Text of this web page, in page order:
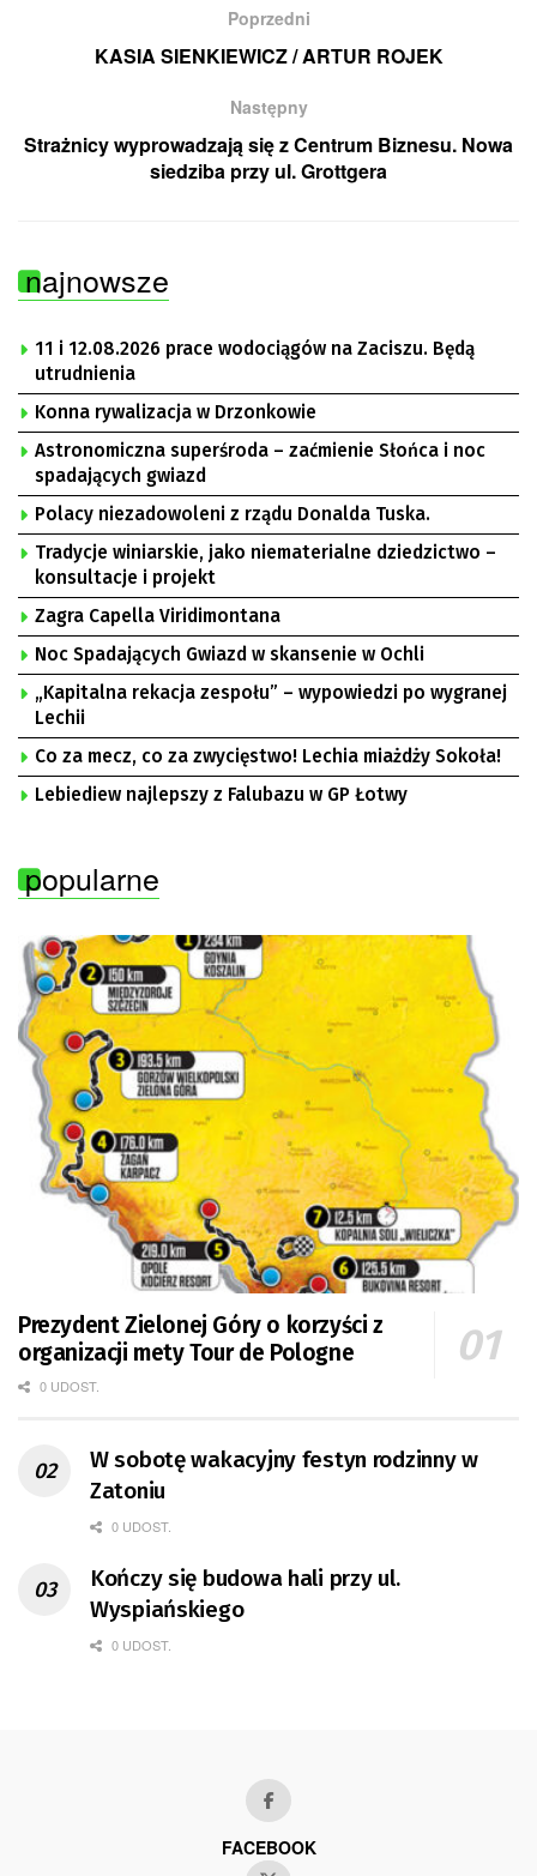
Poprzedni
KASIA SIENKIEWICZ / ARTUR ROJEK
Następny
Strażnicy wyprowadzają się z Centrum Biznesu. Nowa
siedziba przy ul. Grottgera
najnowsze
11 i 12.08.2026 prace wodociągów na Zaciszu. Będą
utrudnienia
Konna rywalizacja w Drzonkowie
Astronomiczna superśroda – zaćmienie Słońca i noc
spadających gwiazd
Polacy niezadowoleni z rządu Donalda Tuska.
Tradycje winiarskie, jako niematerialne dziedzictwo –
konsultacje i projekt
Zagra Capella Viridimontana
Noc Spadających Gwiazd w skansenie w Ochli
„Kapitalna rekacja zespołu” – wypowiedzi po wygranej
Lechii
Co za mecz, co za zwycięstwo! Lechia miażdży Sokoła!
Lebiediew najlepszy z Falubazu w GP Łotwy
popularne
Prezydent Zielonej Góry o korzyści z
organizacji mety Tour de Pologne
0 UDOST.
W sobotę wakacyjny festyn rodzinny w
Zatoniu
0 UDOST.
Kończy się budowa hali przy ul.
Wyspiańskiego
0 UDOST.
FACEBOOK